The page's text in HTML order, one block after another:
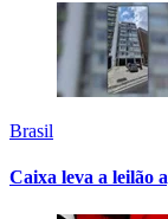
Brasil
Caixa leva a leilão